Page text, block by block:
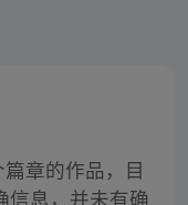
章的作品，目
信息，并未有确